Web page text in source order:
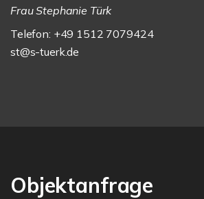
Frau Stephanie Türk
Telefon: +49 1512 7079424
st@s-tuerk.de
Objektanfrage